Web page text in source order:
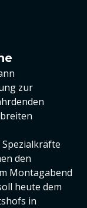
zur
den
Montagabend
heute dem
in